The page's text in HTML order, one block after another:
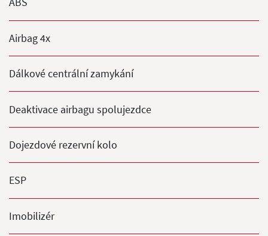
Airbag 4x
Dálkové centrální zamykání
Deaktivace airbagu spolujezdce
Dojezdové rezervní kolo
ESP
Imobilizér